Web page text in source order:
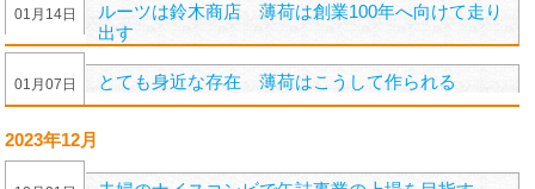
01 月 14日
ルーツは鈴木商店 薄荷は創業100年へ向けて走り
出す
01 月 07 日 とても身近な存在 薄荷はこうして作られる
2023年12月